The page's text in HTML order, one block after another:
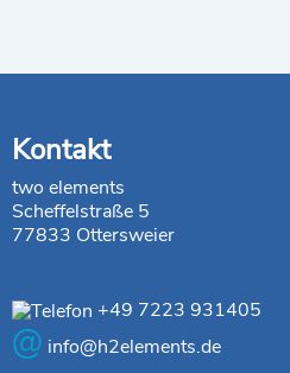
Kontakt
two elements
Scheffelstraße 5
77833 Ottersweier
+49 7223 931405
@ info@h2elements.de